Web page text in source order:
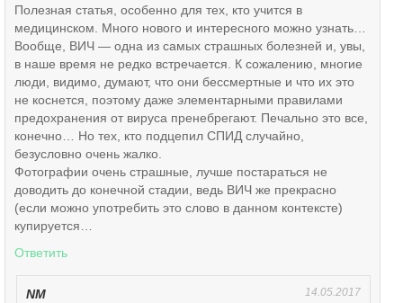
Полезная статья, особенно для тех, кто учится в
медицинском. Много нового и интересного можно узнать…
Вообще, ВИЧ — одна из самых страшных болезней и, увы,
в наше время не редко встречается. К сожалению, многие
люди, видимо, думают, что они бессмертные и что их это
не коснется, поэтому даже элементарными правилами
предохранения от вируса пренебрегают. Печально это все,
конечно… Но тех, кто подцепил СПИД случайно,
безусловно очень жалко.
Фотографии очень страшные, лучше постараться не
доводить до конечной стадии, ведь ВИЧ же прекрасно
(если можно употребить это слово в данном контексте)
купируется…
Ответить
NM 14.05.2017